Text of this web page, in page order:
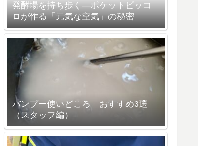
発酵場を持ち歩く—ポケットピッコ
ロが作る「元気な空気」の秘密
バンブー使いどころ おすすめ3選
（スタッフ編）